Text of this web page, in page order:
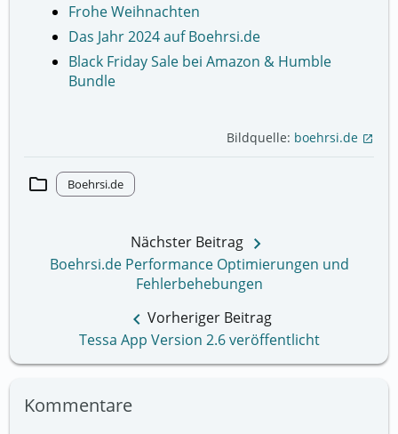
Frohe Weihnachten
Das Jahr 2024 auf Boehrsi.de
Black Friday Sale bei Amazon & Humble
Bundle
Bildquelle: boehrsi.de open_in_new
folder Boehrsi.de
keyboard_arrow_left Vorheriger Beitrag
Tessa App Version 2.6 veröffentlicht
Nächster Beitrag keyboard_arrow_right
Boehrsi.de Performance Optimierungen und
Fehlerbehebungen
Kommentare